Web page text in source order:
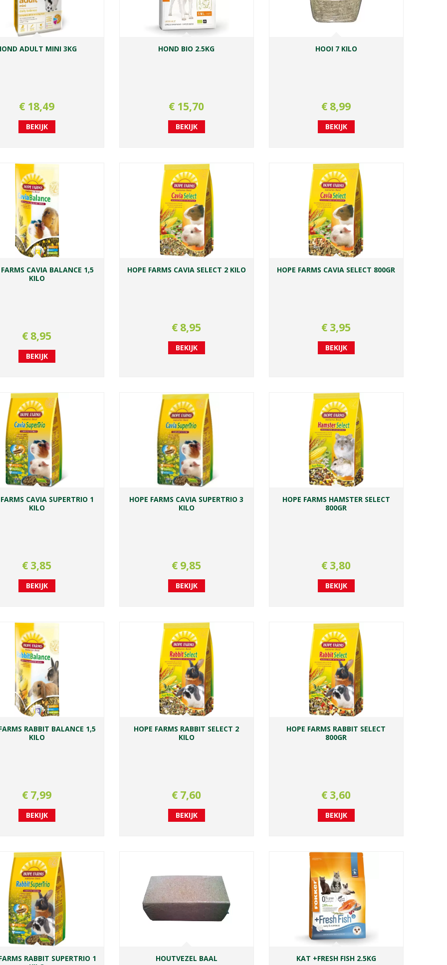
ADULT MINI 3KG
€ 18,49
BEKIJK
HOND BIO 2.5KG
€ 15,70
BEKIJK
HOOI 7 KILO
€ 8,99
BEKIJK
CAVIA BALANCE 1,5
KILO
€ 8,95
BEKIJK
HOPE FARMS CAVIA SELECT 2 KILO
€ 8,95
BEKIJK
HOPE FARMS CAVIA SELECT 800GR
€ 3,95
BEKIJK
CAVIA SUPERTRIO 1
KILO
€ 3,85
BEKIJK
HOPE FARMS CAVIA SUPERTRIO 3
KILO
€ 9,85
BEKIJK
HOPE FARMS HAMSTER SELECT
800GR
€ 3,80
BEKIJK
RABBIT BALANCE 1,5
KILO
€ 7,99
BEKIJK
HOPE FARMS RABBIT SELECT 2
KILO
€ 7,60
BEKIJK
HOPE FARMS RABBIT SELECT
800GR
€ 3,60
BEKIJK
RABBIT SUPERTRIO 1
HOUTVEZEL BAAL KAT +FRESH FISH 2.5KG